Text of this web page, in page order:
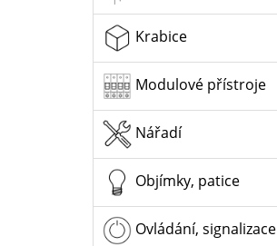
Krabice
Modulové přístroje
Nářadí
Objímky, patice
Ovládání, signalizace